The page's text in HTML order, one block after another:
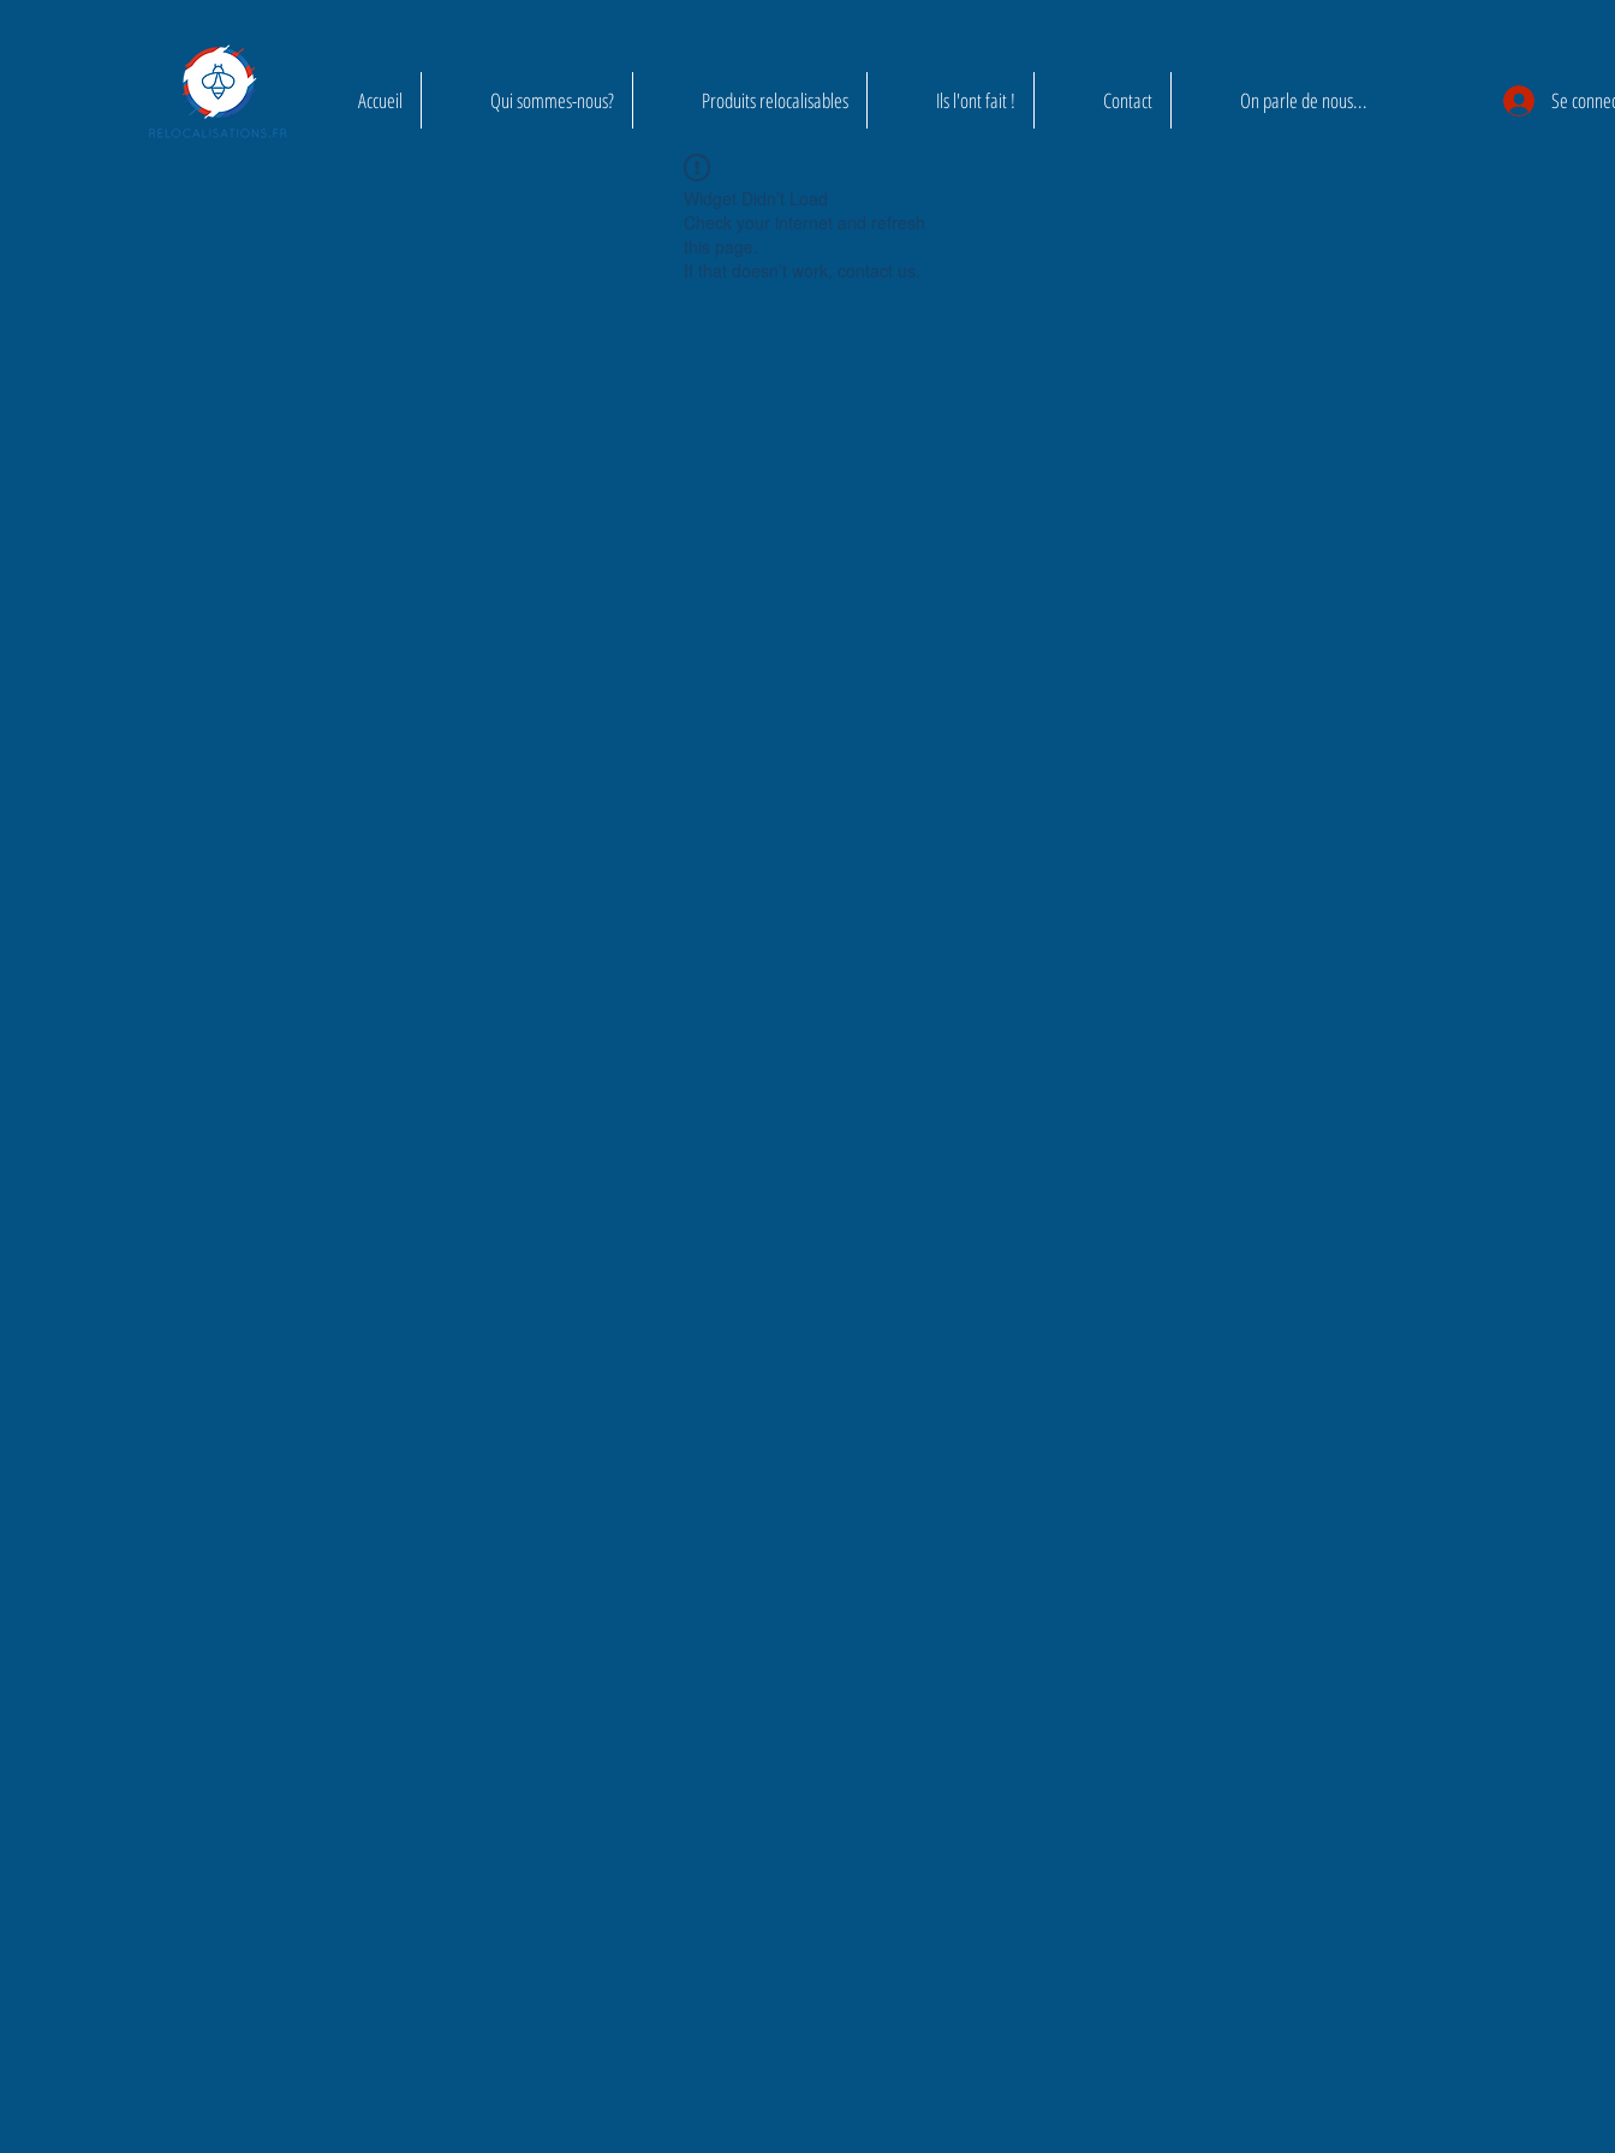
Accueil Qui sommes-nous? Produits relocalisables Ils l'ont fait ! Contact On parle de nous... Se
Widget Didn’t Load
Check your internet and refresh
this page.
If that doesn’t work, contact us.